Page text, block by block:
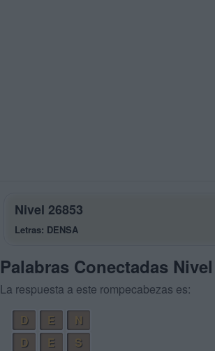
Nivel 26853
Letras: DENSA
Palabras Conectadas
La respuesta a este rompecabezas es:
D
E
N
D
E
S